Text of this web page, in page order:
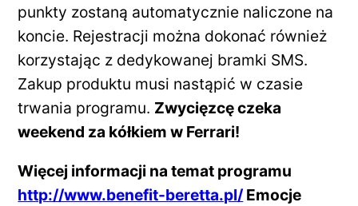
punkty zostaną automatycznie naliczone na
koncie. Rejestracji można dokonać również
korzystając z dedykowanej bramki SMS.
Zakup produktu musi nastąpić w czasie
trwania programu. Zwycięzcę czeka
weekend za kółkiem w Ferrari!
Więcej informacji na temat programu
http://www.benefit-beretta.pl/ Emocje